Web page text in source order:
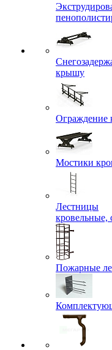
крышу
Ограждение
Мостики
Лестницы
кровельные,
Пожарные